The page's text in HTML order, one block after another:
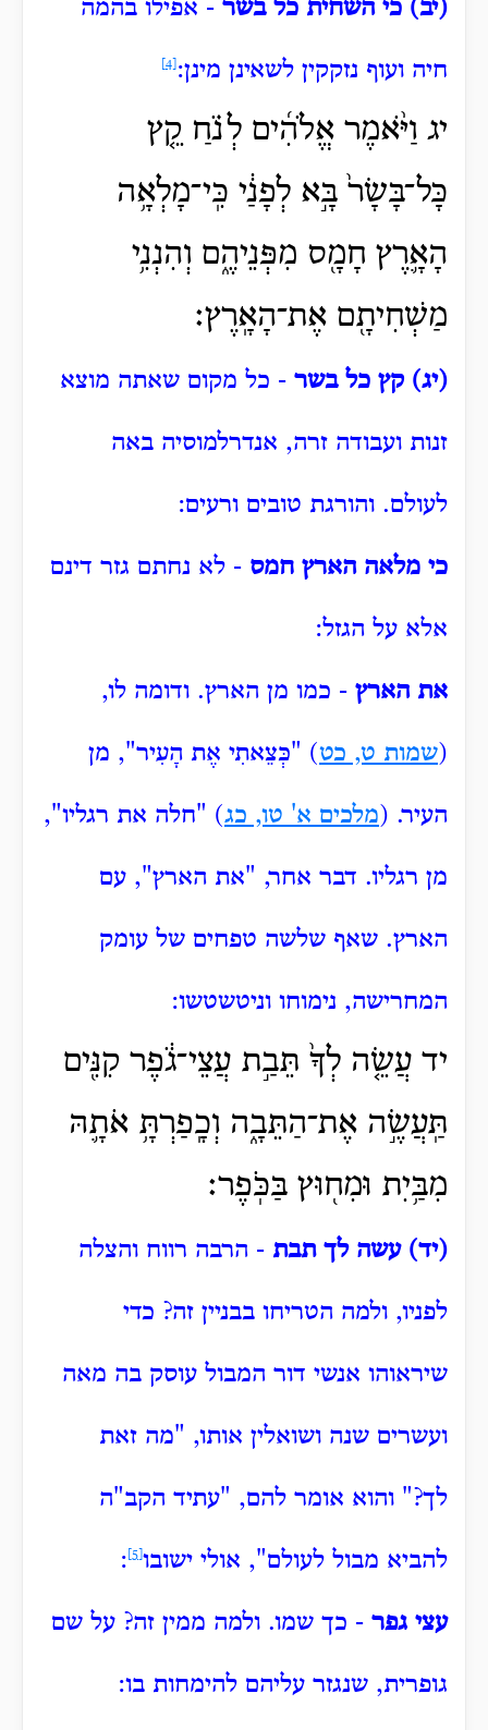
(יב) כי השחית כל בשר - אפילו בהמה
חיה ועוף נזקקין לשאינן מינן:
יג וַיֹּ֨אמֶר אֱלֹהִ֜ים לְנֹ֗חַ קֵ֤ץ
כָּל־בָּשָׂר֙ בָּ֣א לְפָנַ֔י כִּֽי־מָלְאָ֥ה
הָאָ֛רֶץ חָמָ֖ס מִפְּנֵיהֶ֑ם וְהִנְנִ֥י
מַשְׁחִיתָ֖ם אֶת־הָאָֽרֶץ׃
(יג) קץ כל בשר - כל מקום שאתה מוצא
זנות ועבודה זרה, אנדרלמוסיה באה
לעולם. והורגת טובים ורעים:
כי מלאה הארץ חמס - לא נחתם גזר דינם
אלא על הגזל:
את הארץ - כמו מן הארץ. ודומה לו,
(שמות ט, כט) "כְּצֵאתִי אֶת הָעִיר", מן
העיר. (מלכים א' טו, כג) "חלה את רגליו",
מן רגליו. דבר אחר, "את הארץ", עם
הארץ. שאף שלשה טפחים של עומק
המחרישה, נימוחו וניטשטשו:
יד עֲשֵׂ֤ה לְךָ֙ תֵּבַ֣ת עֲצֵי־גֹ֔פֶר קִנִּ֖ים
תַּֽעֲשֶׂ֣ה אֶת־הַתֵּבָ֑ה וְכָֽפַרְתָּ֥ אֹתָ֛הּ
מִבַּ֥יִת וּמִח֖וּץ בַּכֹּֽפֶר׃
(יד) עשה לך תבת - הרבה רווח והצלה
לפניו, ולמה הטריחו בבניין זה? כדי
שיראוהו אנשי דור המבול עוסק בה מאה
ועשרים שנה ושואלין אותו, "מה זאת
לך?" והוא אומר להם, "עתיד הקב"ה
להביא מבול לעולם", אולי ישובו :
עצי גפר - כך שמו. ולמה ממין זה? על שם
גופרית, שנגזר עליהם להימחות בו: